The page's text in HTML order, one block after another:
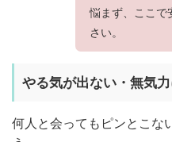
悩まず、ここで
さい。
やる気が出ない・無気
何人と会ってもピンとこな